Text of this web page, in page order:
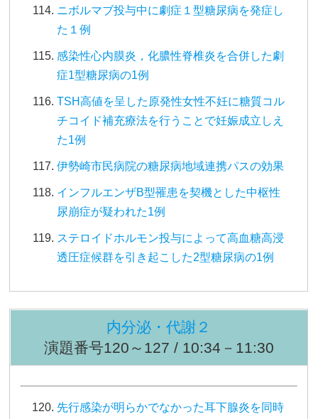
ニボルマブ投与中に劇症１型糖尿病を発症し
た１例
感染性心内膜炎，化膿性脊椎炎を合併した劇
症1型糖尿病の1例
TSH高値を呈した原発性女性不妊に糖質コル
チコイド補充療法を行うことで妊娠成立しえ
た1例
伊勢崎市民病院の糖尿病地域連携パスの効果
インフルエンザB型罹患を契機とした中枢性
尿崩症が疑われた1例
ステロイドホルモン投与によって高血糖高浸
透圧症候群を引き起こした2型糖尿病の1例
内分泌・代謝２
演題番号120～127 / 10:34－11:30
先行感染が明らかでなかった耳下腺炎を同時